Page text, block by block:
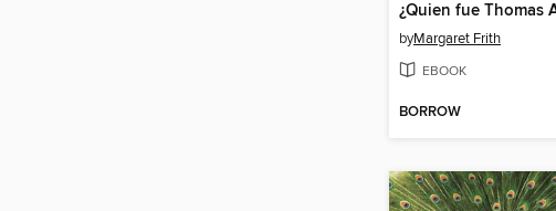
byMargaret Frith
EBOOK
BORROW